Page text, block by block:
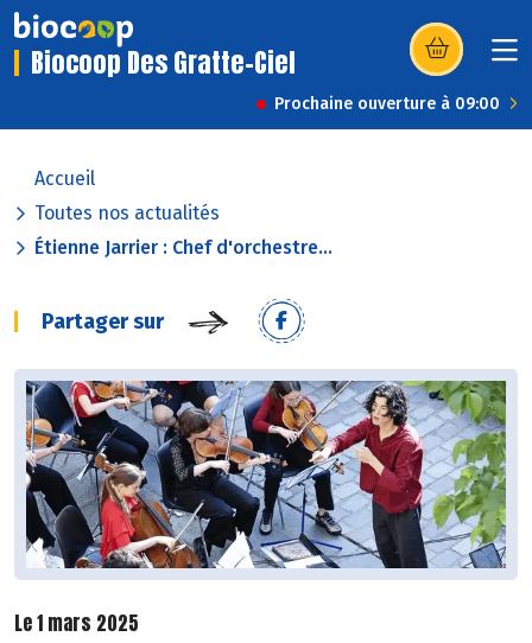
Biocoop Des Gratte-Ciel (s’ouvre dans
Prochaine ouverture à 09:00
Accueil
Toutes nos actualités
Étienne Jarrier : Chef d'orchestre...
Partager sur
Le 1 mars 2025